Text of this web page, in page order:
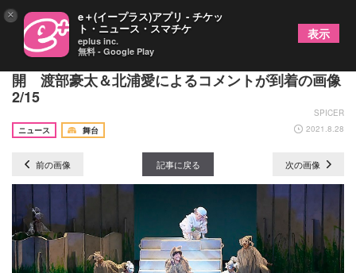
音楽劇『あらしのよるに』ゲネプロ舞台写真が公
開 渡部豪太＆北浦愛によるコメントが到着の画像
2/15
SPICER
ニュース
舞台 2021.8.28
前の画像 記事に戻る 次の画像
× e＋(イープラス)アプリ - チケッ
ト・ニュース・スマチケ
eplus inc.
無料 - Google Play
表示